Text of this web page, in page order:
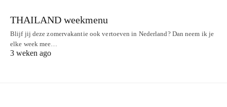
THAILAND weekmenu
Blijf jij deze zomervakantie ook vertoeven in Nederland? Dan neem ik je
elke week mee…
3 weken ago